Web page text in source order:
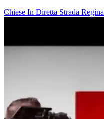
Chiese In Diretta Strada Regina